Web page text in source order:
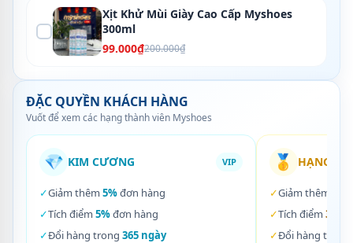
Xịt Khử Mùi Giày Cao Cấp Myshoes
300ml
99.000₫200.000₫
ĐẶC QUYỀN KHÁCH HÀNG
Vuốt để xem các hạng thành viên Myshoes
💎 KIM CƯƠNG VIP
✓Giảm thêm 5%đơn hàng
✓Tích điểm 5%đơn hàng
✓Đổi hàng trong 365 ngày
🥇 HẠNG
✓Giảm thêm
✓Tích điểm 3%
✓Đổi hàng trong